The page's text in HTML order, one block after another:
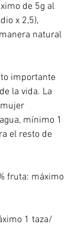
de 5g al
x 2,5),
natural
importante
la vida. La
mínimo 1
el resto de
fruta: máximo
1 taza/